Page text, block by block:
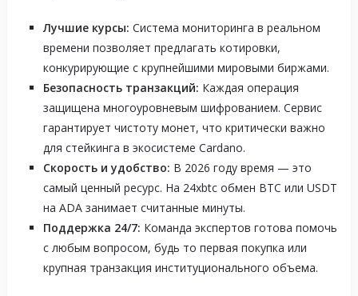
Лучшие курсы: Система мониторинга в реальном
времени позволяет предлагать котировки,
конкурирующие с крупнейшими мировыми биржами.
Безопасность транзакций: Каждая операция
защищена многоуровневым шифрованием. Сервис
гарантирует чистоту монет, что критически важно
для стейкинга в экосистеме Cardano.
Скорость и удобство: В 2026 году время — это
самый ценный ресурс. На 24xbtc обмен BTC или USDT
на ADA занимает считанные минуты.
Поддержка 24/7: Команда экспертов готова помочь
с любым вопросом, будь то первая покупка или
крупная транзакция институционального объема.